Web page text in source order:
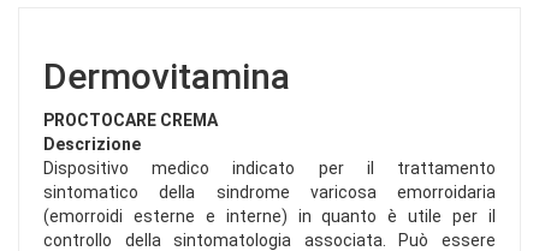
Dermovitamina
PROCTOCARE CREMA
Descrizione
Dispositivo medico indicato per il trattamento
sintomatico della sindrome varicosa emorroidaria
(emorroidi esterne e interne) in quanto è utile per il
controllo della sintomatologia associata. Può essere